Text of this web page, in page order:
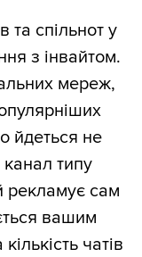
та спільнот у
з інвайтом.
мереж,
йдеться не
типу
рекламує сам
вашим
чатів